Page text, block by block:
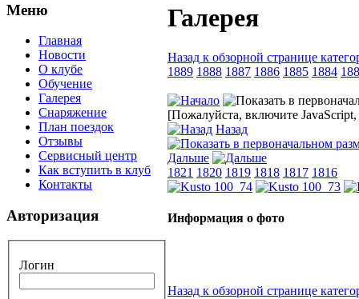
Меню
Главная
Новости
О клубе
Обучение
Галерея
Снаряжение
План поездок
Отзывы
Сервисный центр
Как вступить в клуб
Контакты
Авторизация
Логин
Галерея
Назад к обзорной странице
1889 1888 1887 1886 1885 1884
[Пожалуйста, включите
Назад
Дальше
1821 1820 1819 1818 1817 1816
Информация о фото
Назад к обзорной странице